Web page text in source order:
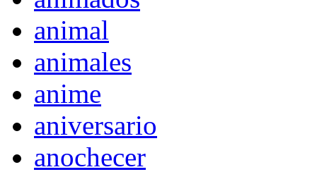
animal
animales
anime
aniversario
anochecer